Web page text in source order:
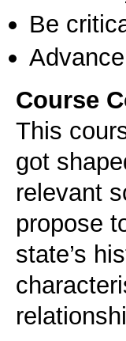
Be
Course
This
got
relevant
propose
state’s